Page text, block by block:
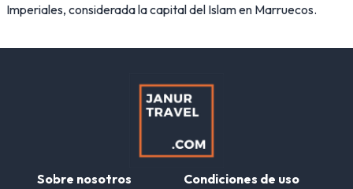
Imperiales, considerada la capital del Islam en Marruecos.
Sobre nosotros Condiciones de uso